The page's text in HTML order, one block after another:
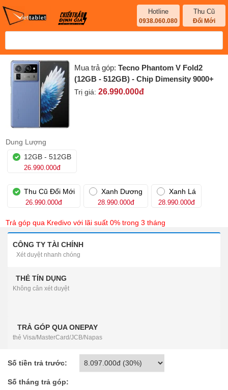
Hotline
0938.060.080
Thu Cũ
Đổi Mới
Mua trả góp:Tecno Phantom V Fold2
(12GB - 512GB) - Chip Dimensity 9000+
Trị giá:26.990.000đ
Dung Lượng
12GB - 512GB
26.990.000đ
Thu Cũ Đổi Mới
26.990.000đ
Xanh Dương
28.990.000đ
Xanh Lá
28.990.000đ
Trả góp qua Kredivo với lãi suất 0% trong 3 tháng
CÔNG TY TÀI CHÍNH
Xét duyệt nhanh chóng
THẺ TÍN DỤNG
Không cân xét duyệt
TRẢ GÓP QUA ONEPAY
thẻ Visa/MasterCard/JCB/Napas
Số tiền trả trước:
Số tháng trả góp: